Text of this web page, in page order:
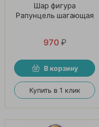
Шар фигура
Рапунцель шагающая
970 ₽
В корзину
Купить в 1 клик